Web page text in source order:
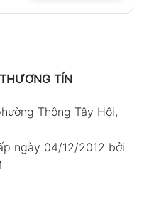
TÍN
Thông Tây Hội,
ngày 04/12/2012 bởi